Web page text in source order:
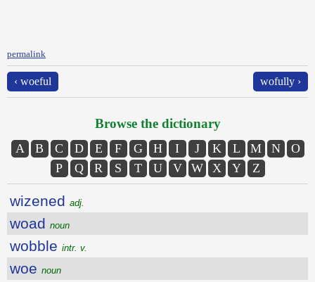
permalink
‹ woeful wofully ›
Browse the dictionary
A B C D E F G H I J K L M N
O
P
Q R S T U V W X Y Z
wizened adj.
woad noun
wobble intr. v.
woe noun